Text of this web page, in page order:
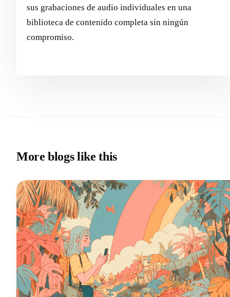
sus grabaciones de audio individuales en una
biblioteca de contenido completa sin ningún
compromiso.
More blogs like this